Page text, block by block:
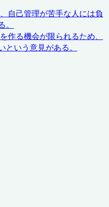
自己管理が苦手な人には負
作る機会が限られるため、
いう意見がある。